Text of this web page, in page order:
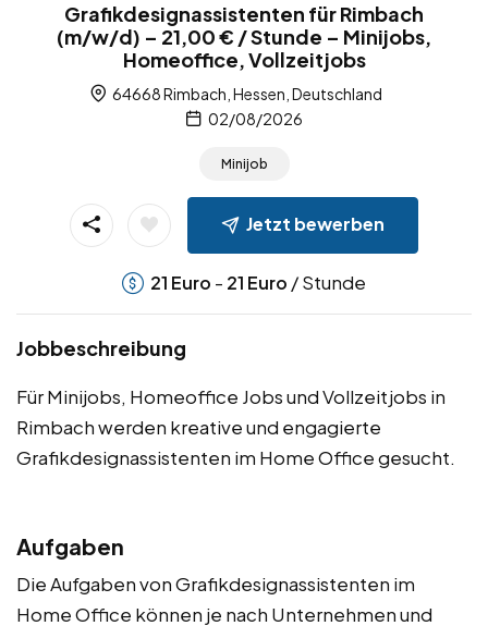
Grafikdesignassistenten für Rimbach
(m/w/d) – 21,00 € / Stunde – Minijobs,
Homeoffice, Vollzeitjobs
64668 Rimbach, Hessen, Deutschland
02/08/2026
Minijob
Jetzt bewerben
21 Euro - 21 Euro / Stunde
Jobbeschreibung
Für Minijobs, Homeoffice Jobs und Vollzeitjobs in
Rimbach werden kreative und engagierte
Grafikdesignassistenten im Home Office gesucht.
Aufgaben
Die Aufgaben von Grafikdesignassistenten im
Home Office können je nach Unternehmen und